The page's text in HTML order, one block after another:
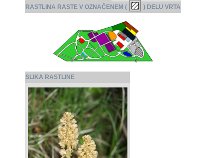
RASTLINA RASTE V OZNAČENEM (
) DELU VRTA
SLIKA RASTLINE